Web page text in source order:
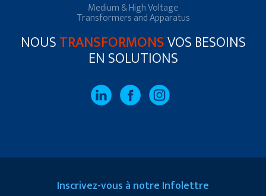
Medium & High Voltage
Transformers and Apparatus
NOUSTRANSFORMONSVOS BESOINS
EN SOLUTIONS
Inscrivez-vous à notre Infolettre